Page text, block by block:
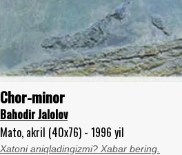
Chor-minor
Bahodir Jalolov
Mato, akril (40x76) - 1996 yil
Xatoni aniqladingizmi? Xabar bering.